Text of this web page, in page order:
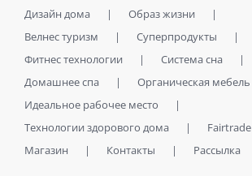
Дизайн дома
Образ жизни
Велнес туризм
Суперпродукты
Фитнес технологии
Система сна
Домашнее спа
Органическая мебель
Идеальное рабочее место
Технологии здорового дома
Fairtrade
Магазин
Контакты Рассылка